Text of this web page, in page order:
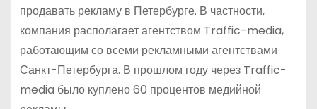
продавать рекламу в Петербурге. В частности,
компания располагает агентством Traffic-media,
работающим со всеми рекламными агентствами
Санкт-Петербурга. В прошлом году через Traffic-
media было куплено 60 процентов медийной